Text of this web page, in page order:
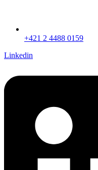
+421 2 4488 0159
Linkedin